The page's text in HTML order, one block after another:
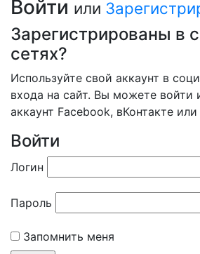
Войти или
Зарегистрированы в
сетях?
Используйте свой аккаунт в
входа на сайт. Вы можете войти
аккаунт Facebook, вКонтакте
Войти
Логин
Пароль
Запомнить меня